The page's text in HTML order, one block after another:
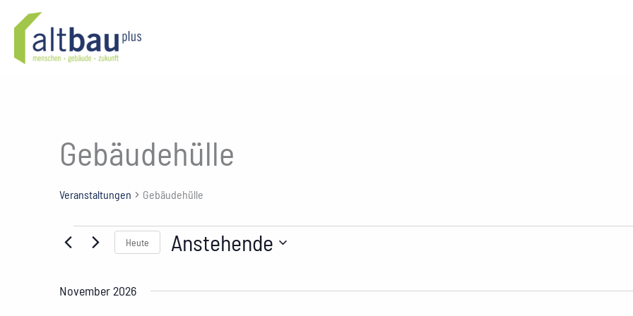
Inhalt
springen
Gebäudehülle
Veranstaltungen Gebäudehülle
VeranstaltungenHeute Anstehende
November 2026